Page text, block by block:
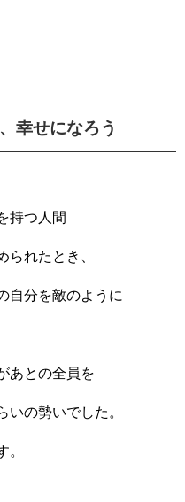
幸せになろう
持つ人間
られたとき、
自分を敵のように
あとの全員を
いの勢いでした。
。